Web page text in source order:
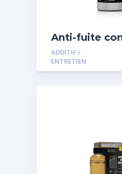
Anti-fuite
pour direction
assistée
ADDITIF /
ENTRETIEN